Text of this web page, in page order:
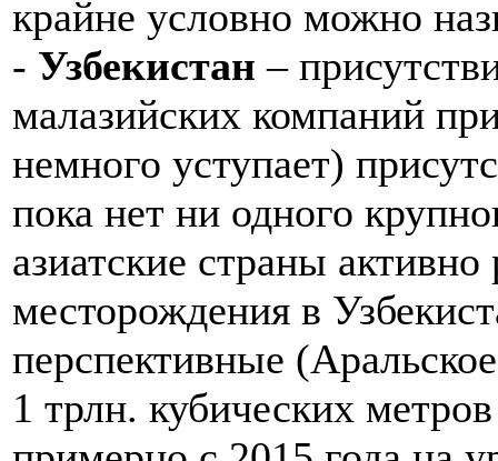
крайне условно можно
- Узбекистан –
малазийских компаний
немного уступает)
пока нет ни одного
азиатские страны
месторождения в
перспективные
1 трлн. кубических